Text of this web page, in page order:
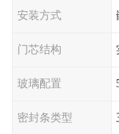
安装方式
门芯结构
玻璃配置
密封条类型